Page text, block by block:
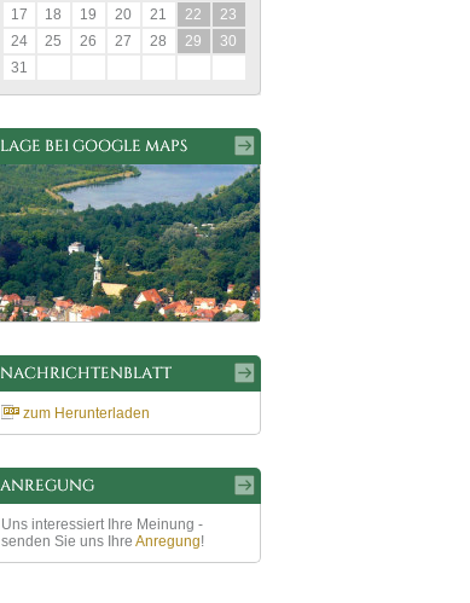
17
18 19 20 21 22
23
24
25 26 27 28 29
30
31
zum Herunterladen
Uns interessiert Ihre Meinung -
senden Sie uns Ihre Anregung!